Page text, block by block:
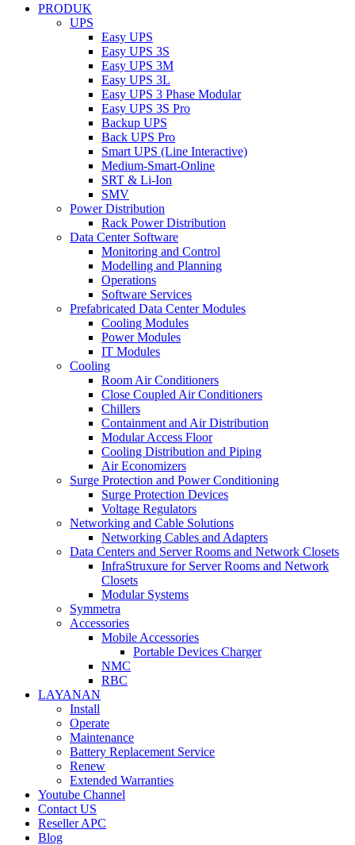
PRODUK
UPS
Easy UPS
Easy UPS 3S
Easy UPS 3M
Easy UPS 3L
Easy UPS 3 Phase Modular
Easy UPS 3S Pro
Backup UPS
Back UPS Pro
Smart UPS (Line Interactive)
Medium-Smart-Online
SRT & Li-Ion
SMV
Power Distribution
Rack Power Distribution
Data Center Software
Monitoring and Control
Modelling and Planning
Operations
Software Services
Prefabricated Data Center Modules
Cooling Modules
Power Modules
IT Modules
Cooling
Room Air Conditioners
Close Coupled Air Conditioners
Chillers
Containment and Air Distribution
Modular Access Floor
Cooling Distribution and Piping
Air Economizers
Surge Protection and Power Conditioning
Surge Protection Devices
Voltage Regulators
Networking and Cable Solutions
Networking Cables and Adapters
Data Centers and Server Rooms and Network Closets
InfraStruxure for Server Rooms and Network
Closets
Modular Systems
Symmetra
Accessories
Mobile Accessories
Portable Devices Charger
NMC
RBC
LAYANAN
Install
Operate
Maintenance
Battery Replacement Service
Renew
Extended Warranties
Youtube Channel
Contact US
Reseller APC
Blog